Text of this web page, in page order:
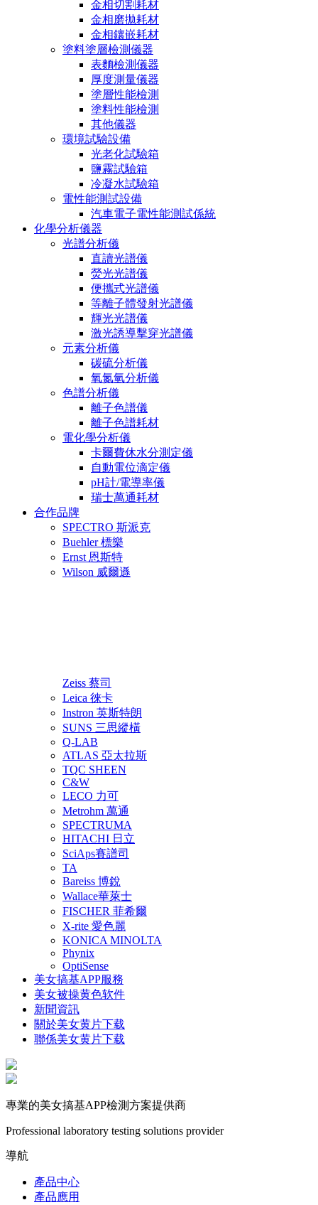
金相切割耗材
金相磨拋耗材
金相鑲嵌耗材
塗料塗層檢測儀器
表麵檢測儀器
厚度測量儀器
塗層性能檢測
塗料性能檢測
其他儀器
環境試驗設備
光老化試驗箱
鹽霧試驗箱
冷凝水試驗箱
電性能測試設備
汽車電子電性能測試係統
化學分析儀器
光譜分析儀
直讀光譜儀
熒光光譜儀
便攜式光譜儀
等離子體發射光譜儀
輝光光譜儀
激光誘導擊穿光譜儀
元素分析儀
碳硫分析儀
氧氮氫分析儀
色譜分析儀
離子色譜儀
離子色譜耗材
電化學分析儀
卡爾費休水分測定儀
自動電位滴定儀
pH計/電導率儀
瑞士萬通耗材
合作品牌
SPECTRO 斯派克
Buehler 標樂
Ernst 恩斯特
Wilson 威爾遜
Zeiss 蔡司
Leica 徠卡
Instron 英斯特朗
SUNS 三思縱橫
Q-LAB
ATLAS 亞太拉斯
TQC SHEEN
C&W
LECO 力可
Metrohm 萬通
SPECTRUMA
HITACHI 日立
SciAps賽譜司
TA
Bareiss 博銳
Wallace華萊士
FISCHER 菲希爾
X-rite 愛色麗
KONICA MINOLTA
Phynix
OptiSense
美女搞基APP服務
美女被操黄色软件
新聞資訊
關於美女黄片下载
聯係美女黄片下载
專業的美女搞基APP檢測方案提供商
Professional laboratory testing solutions provider
導航
產品中心
產品應用